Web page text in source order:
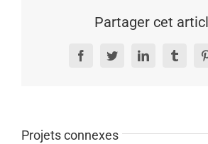
Partager cet
FacebookTwitterLinkedInTumblr
Projets connexes